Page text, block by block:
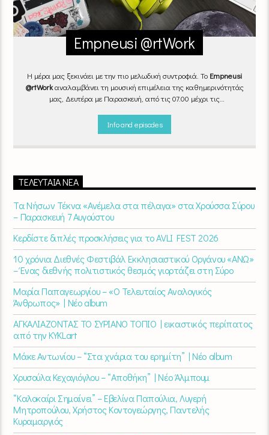
Empneusi @rtWork
Η μέρα μας ξεκινάει με την πιο μελωδική συντροφιά. Το Empneusi
@rtWorkαναλαμβάνει τη μουσική επιμέλεια της καθημερινότητάς
μας, Δευτέρα με Παρασκευή, από τις 07.00 μέχρι τις
εναλλάσσονται αρμονικά, θυμίζοντάς μας πως δουλειά και
Καθημερινά(Δευτέρα-Παρασκευή)
Info and episodes
ΤΕΛΕΥΤΑΊΑ ΝΈΑ
Τα Νήσων Τέκνα «Ανέμελα στα πέλαγα» στα Χρούσσα Σύρου
– Παρασκευή 7 Αυγούστου
Κερδίστε διπλές προσκλήσεις για το AVLI FEST 2026
10 χρόνια Διεθνές Φεστιβάλ Εκκλησιαστικού Οργάνου «ΑΝΩ»
– Ένας διεθνής πολιτιστικός θεσμός γιορτάζει στη Σύρο​
Μαρία Παπαγεωργίου – «Ο Τελευταίος Αναλογικός
Άνθρωπος» | Νέο album
ΑΓΚΑΛΙΑΖΟΝΤΑΣ ΤΟ ΣΥΡΙΑΝΟ ΤΟΠΙΟ | εικαστικός περίπατος
από την KYKLart
Μάκε Αντωνίου – “Στα χνάρια του ερημίτη” | Νέο album
Χρυσούλα Κεχαγιόγλου – “Αποθήκη” | Νέο Άλμπουμ
“Καλοκαίρι Σημαίνει” – Εβελίνα Παπούλια, Λυγερή
Μητροπούλου, Χρήστος Κοντογεώργης, Παντελής
Κυραμαργιός